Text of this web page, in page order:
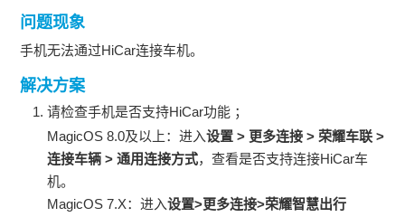
问题现象
手机无法通过HiCar连接车机。
解决方案
请检查手机是否支持HiCar功能 ；
MagicOS 8.0及以上：进入设置 > 更多连接 > 荣耀车联 >
连接车辆 > 通用连接方式，查看是否支持连接HiCar车
机。
MagicOS 7.X：进入设置>更多连接>荣耀智慧出行